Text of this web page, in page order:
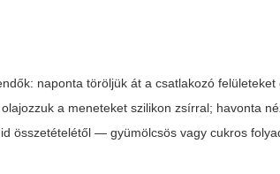
naponta töröljük át a csatlakozó felületeket
a meneteket szilikon zsírral; havonta
összetételétől — gyümölcsös vagy cukros